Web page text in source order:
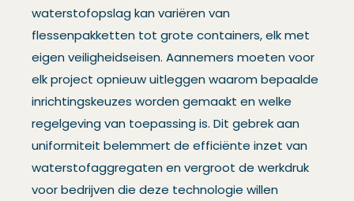
waterstofopslag kan variëren van
flessenpakketten tot grote containers, elk met
eigen veiligheidseisen. Aannemers moeten voor
elk project opnieuw uitleggen waarom bepaalde
inrichtingskeuzes worden gemaakt en welke
regelgeving van toepassing is. Dit gebrek aan
uniformiteit belemmert de efficiënte inzet van
waterstofaggregaten en vergroot de werkdruk
voor bedrijven die deze technologie willen